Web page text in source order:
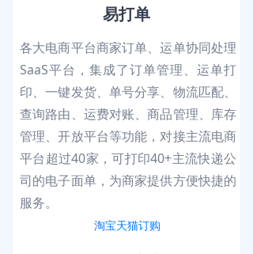
易打单
淘宝天猫订购
各大电商平台商家订单、运单协同处理
SaaS平台，集成了订单管理、运单打
印、一键发货、单号分享、物流匹配、
查询路由、运费对账、商品管理、库存
管理、开放平台等功能，对接主流电商
平台超过40家，可打印40+主流快递公
司的电子面单，为商家提供方便快捷的
服务。